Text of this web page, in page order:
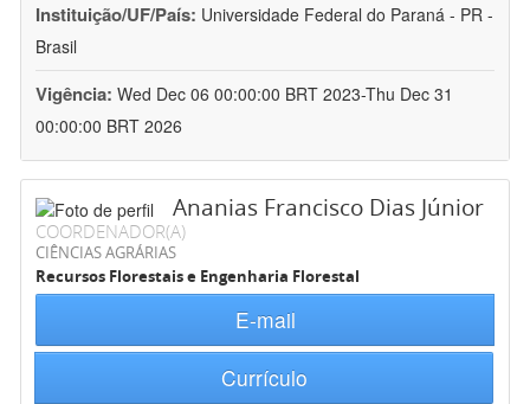
Instituição/UF/País: Universidade Federal do Paraná - PR -
Brasil
Vigência: Wed Dec 06 00:00:00 BRT 2023-Thu Dec 31
00:00:00 BRT 2026
Ananias Francisco Dias Júnior
COORDENADOR(A)
CIÊNCIAS AGRÁRIAS
Recursos Florestais e Engenharia Florestal
E-mail
Currículo